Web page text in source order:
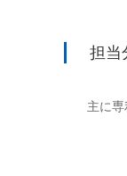
担当
主に専